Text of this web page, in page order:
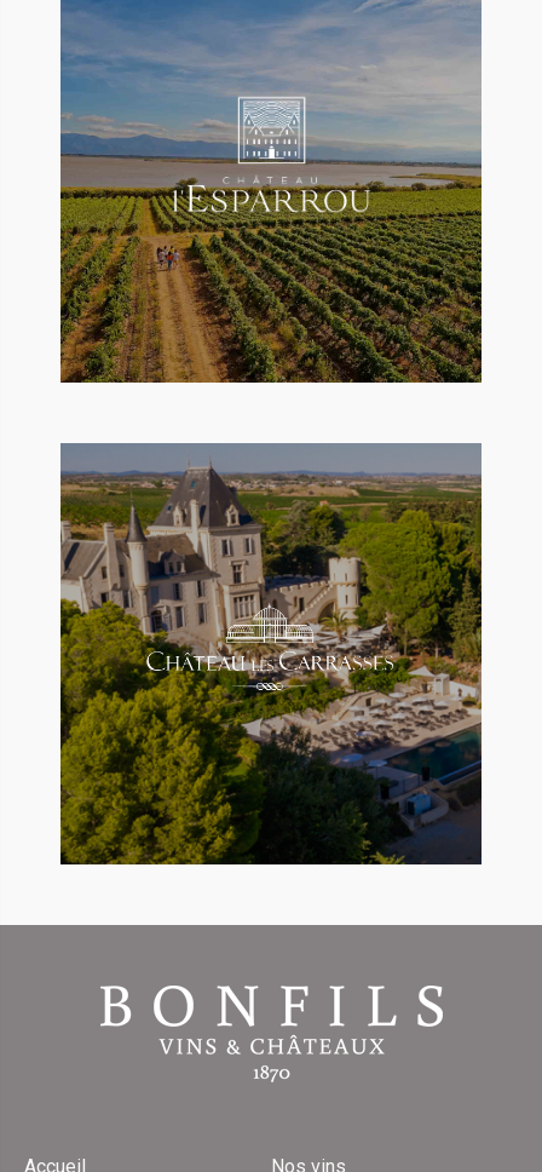
Accueil Nos vins